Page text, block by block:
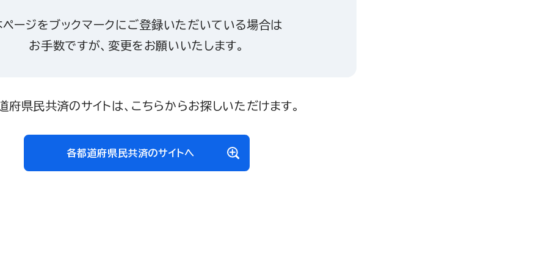
ページをブックマークにご登録いただいている場合は
お手数ですが、変更をお願いいたします。
府県民共済のサイトは、こちらからお探しいただけます。
各都道府県民共済のサイトへ